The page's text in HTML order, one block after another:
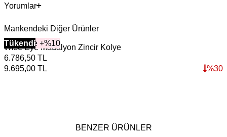
Yorumlar
Mankendeki Diğer Ürünler
2+ Ürüne +%10
Tükendi
Wise Eye Madalyon Zincir Kolye
6.786,50 TL
9.695,00TL %30
BENZER ÜRÜNLER